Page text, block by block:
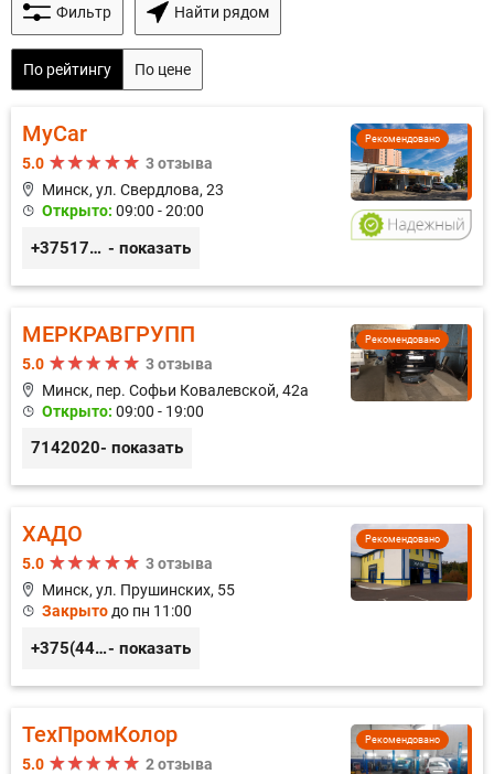
Фильтр Найти рядом
По рейтингу По цене
Рекомендовано
MyCar
5.0
3 отзыва
Минск, ул. Свердлова, 23
Открыто: 09:00 - 20:00
+375173212443 - показать
Рекомендовано
МЕРКРАВГРУПП
5.0
3 отзыва
Минск, пер. Софьи Ковалевской, 42а
Открыто: 09:00 - 19:00
7142020- показать
Рекомендовано
ХАДО
5.0
3 отзыва
Минск, ул. Прушинских, 55
Закрыто до пн 11:00
+375(44) 559-27-77- показать
Рекомендовано
ТехПромКолор
5.0
2 отзыва